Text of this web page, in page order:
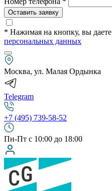
Оставить заявку
* Нажимая на кнопку, вы даете
персональных данных
Москва, ул. Малая Ордынка
Telegram
+7 (495) 739-58-52
Пн-Пт с 10:00 до 18:00